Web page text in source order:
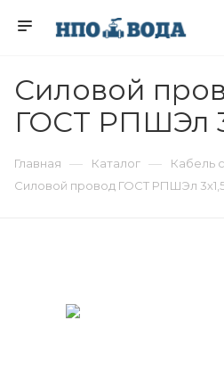
Силовой
ГОСТ РПШЭл
Главная — Каталог — Кабель
Силовой провод ГОСТ РПШЭл